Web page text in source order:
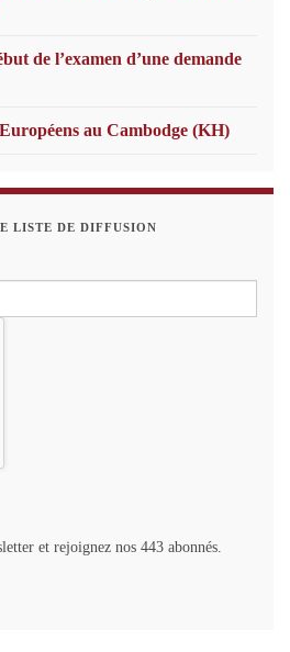
de l’examen d’une demande
au Cambodge (KH)
LISTE DE DIFFUSION
et rejoignez nos 443 abonnés.